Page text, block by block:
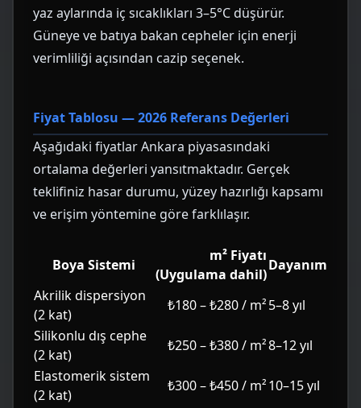
yaz aylarında iç sıcaklıkları 3–5°C düşürür.
Güneye ve batıya bakan cepheler için enerji
verimliliği açısından cazip seçenek.
Fiyat Tablosu — 2026 Referans Değerleri
Aşağıdaki fiyatlar Ankara piyasasındaki
ortalama değerleri yansıtmaktadır. Gerçek
teklifiniz hasar durumu, yüzey hazırlığı kapsamı
ve erişim yöntemine göre farklılaşır.
Boya Sistemi
m² Fiyatı
(Uygulama dahil)
Dayanım
Akrilik dispersiyon
(2 kat)
₺180 – ₺280 / m²5–8 yıl
Silikonlu dış cephe
(2 kat)
₺250 – ₺380 / m²8–12 yıl
Elastomerik sistem
(2 kat)
₺300 – ₺450 / m²10–15 yıl